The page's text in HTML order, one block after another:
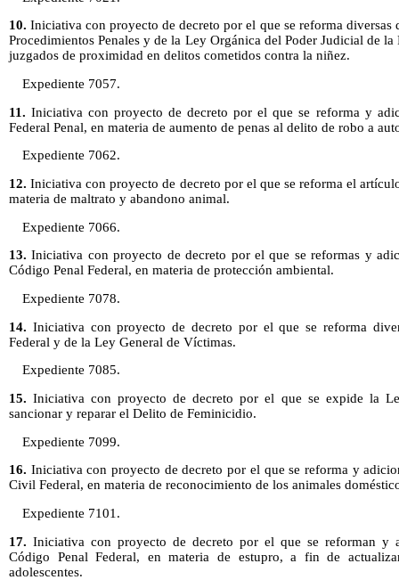
10. Iniciativa con proyecto de decreto por el que se reforma
Procedimientos Penales y de la Ley Orgánica del Poder Judicial de
juzgados de proximidad en delitos cometidos contra la niñez.
Expediente 7057.
11. Iniciativa con proyecto de decreto por el que se reforma y
Federal Penal, en materia de aumento de penas al delito de robo a
Expediente 7062.
12. Iniciativa con proyecto de decreto por el que se reforma el
materia de maltrato y abandono animal.
Expediente 7066.
13. Iniciativa con proyecto de decreto por el que se reformas y
Código Penal Federal, en materia de protección ambiental.
Expediente 7078.
14. Iniciativa con proyecto de decreto por el que se reforma
Federal y de la Ley General de Víctimas.
Expediente 7085.
15. Iniciativa con proyecto de decreto por el que se expide la
sancionar y reparar el Delito de Feminicidio.
Expediente 7099.
16. Iniciativa con proyecto de decreto por el que se reforma y
Civil Federal, en materia de reconocimiento de los animales
Expediente 7101.
17. Iniciativa con proyecto de decreto por el que se reforman y
Código Penal Federal, en materia de estupro, a fin de
adolescentes.